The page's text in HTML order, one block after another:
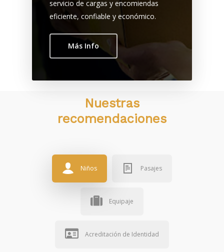
servicio de cargas y encomiendas
eficiente, confiable y económico.
Más Info
Nuestras
recomendaciones
Niños Pasajes
Equipaje
Acreditación de Identidad
Medios de Pago
Contacto
Devolución de